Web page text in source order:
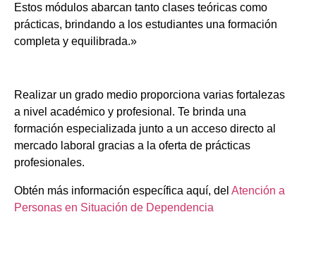
Estos módulos abarcan tanto clases teóricas como
prácticas, brindando a los estudiantes una formación
completa y equilibrada.»
Realizar un grado medio proporciona varias fortalezas
a nivel académico y profesional. Te brinda una
formación especializada junto a un acceso directo al
mercado laboral gracias a la oferta de prácticas
profesionales.
Obtén más información específica aquí, del Atención a
Personas en Situación de Dependencia